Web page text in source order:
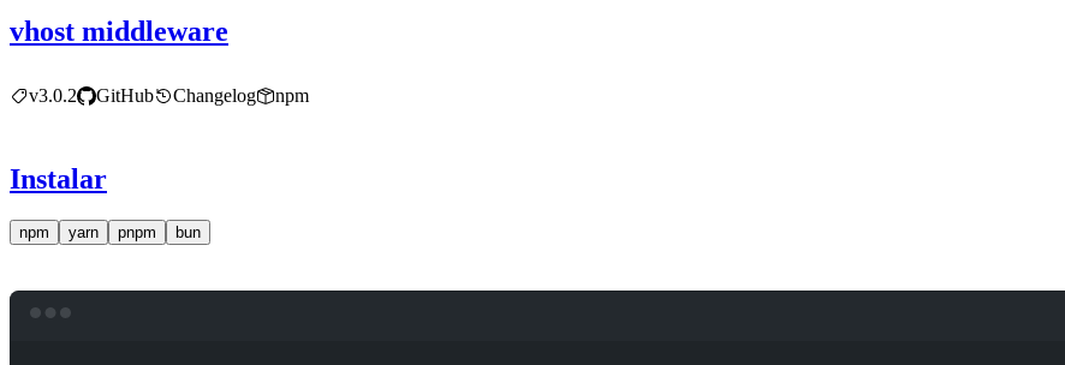
vhost middleware
v3.0.2 GitHub Changelog npm
Instalar
npm yarn pnpm bun